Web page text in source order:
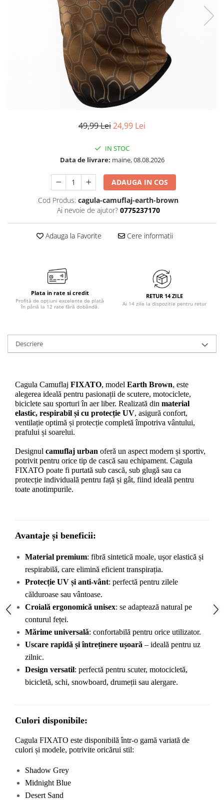
49,99 Lei24,99 Lei
IN STOC
Data de livrare: maine, 08.08.2026
ADAUGA IN COS
Cod Produs: cagula-camuflaj-earth-brown
Ai nevoie de ajutor? 0775237170
Adauga la Favorite Cere informatii
Plata in rate si credit
Profită de opțiuni excelente de plată
în până la 12 rate fără dobândă.
RETUR 14 ZILE
Ai 14 zile la dispozitie pentru retur
Descriere
Cagula Camuflaj FIXATO, model Earth Brown, este
alegerea ideală pentru pasionații de scutere, motociclete,
biciclete sau sporturi în aer liber. Realizată din material
elastic, respirabil și cu protecție UV, asigură confort,
ventilație optimă și protecție completă împotriva vântului,
prafului și soarelui.
Designul camuflaj urban oferă un aspect modern și sportiv,
potrivit pentru orice tip de cască sau echipament. Cagula
FIXATO poate fi purtată sub cască, sub glugă sau ca
protecție individuală pentru față și gât, fiind ideală pentru
toate anotimpurile.
Avantaje și beneficii:
Material premium: fibră sintetică moale, ușor elastică și
respirabilă, care elimină eficient transpirația.
Protecție UV și anti-vânt: perfectă pentru zilele
călduroase sau vântoase.
Croială ergonomică unisex: se adaptează natural pe
conturul feței.
Mărime universală: confortabilă pentru orice utilizator.
Uscare rapidă și întreținere ușoară – ideală pentru uz
zilnic.
Design versatil: perfectă pentru scuter, motocicletă,
bicicletă, schi, snowboard, drumeții sau alergare.
Culori disponibile:
Cagula FIXATO este disponibilă într-o gamă variată de
culori și modele, potrivite oricărui stil:
Shadow Grey
Midnight Blue
Desert Sand